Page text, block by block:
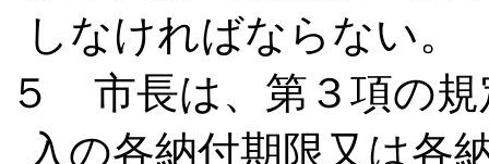
しなければならない。
５ 市長は、第３項の規
入の各納付期限又は各